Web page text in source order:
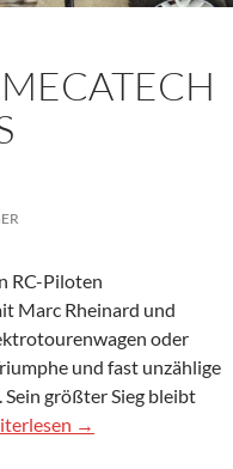
RC-Piloten
Marc Rheinard und
oder
und fast unzählige
größter Sieg bleibt
Mecatech FW01
→